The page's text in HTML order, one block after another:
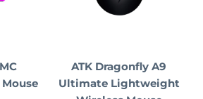
ATK Dragonfly A9
Ultimate Lightweight